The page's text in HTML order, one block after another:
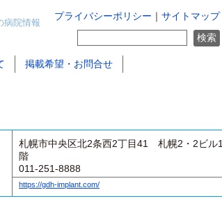
プライバシーポリシー サイトマップ
病院情報
掲載希望・お問合せ
札幌市中央区北2条西2丁目41 札幌2・2ビル1
階
011-251-8888
https://gdh-implant.com/